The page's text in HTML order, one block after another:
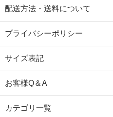
配送方法・送料について
プライバシーポリシー
サイズ表記
お客様Q＆A
カテゴリ一覧